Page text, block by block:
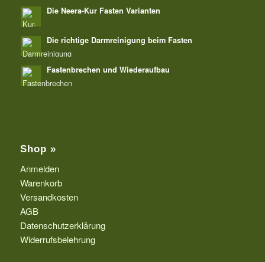
Die Neera-Kur Fasten Varianten
Die richtige Darmreinigung beim Fasten
Fastenbrechen und Wiederaufbau
Shop »
Anmelden
Warenkorb
Versandkosten
AGB
Datenschutzerklärung
Widerrufsbelehrung